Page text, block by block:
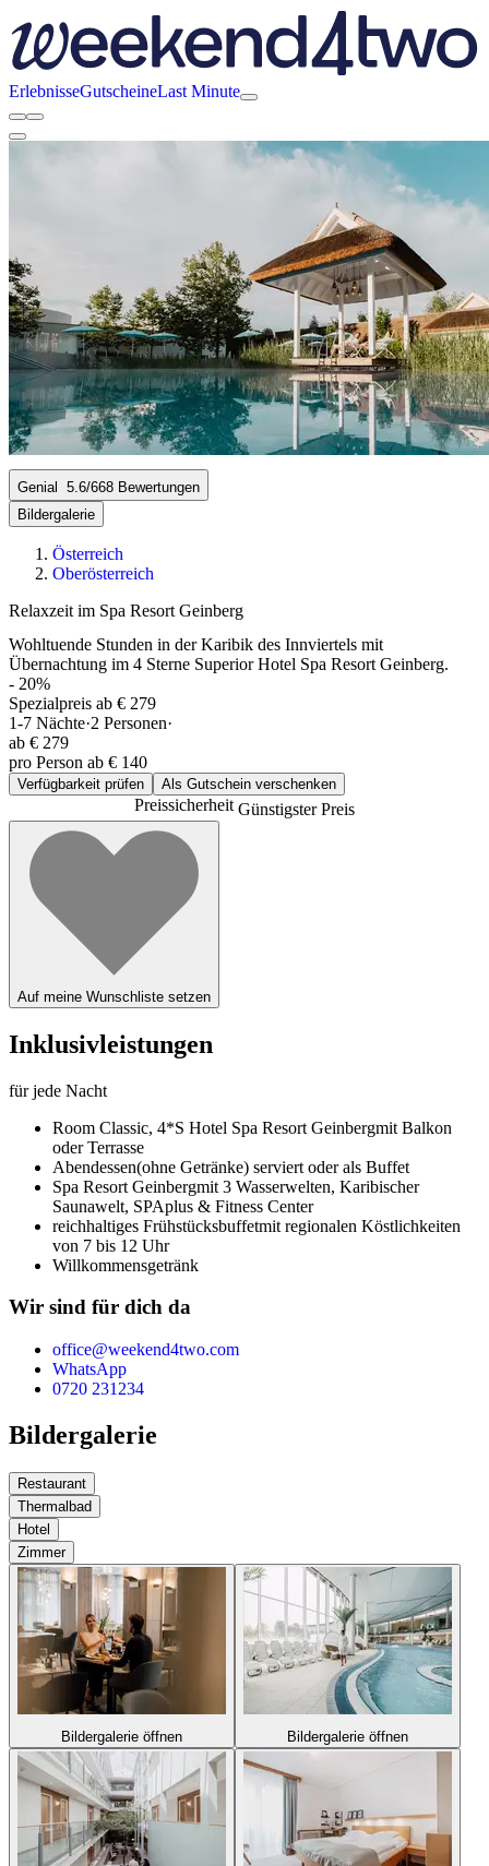
ErlebnisseGutscheineLast Minute
Genial 5.6/668 Bewertungen
Bildergalerie
Österreich
Oberösterreich
Relaxzeit im Spa Resort Geinberg
Wohltuende Stunden in der Karibik des Innviertels mit
Übernachtung im 4 Sterne Superior Hotel Spa Resort Geinberg.
- 20%
Spezialpreis ab € 279
1-7 Nächte·2 Personen·
ab € 279
pro Person ab € 140
Verfügbarkeit prüfen Als Gutschein verschenken
PreissicherheitGünstigster Preis
Auf meine Wunschliste setzen
Inklusivleistungen
für jede Nacht
Room Classic, 4*S Hotel Spa Resort Geinbergmit Balkon
oder Terrasse
Abendessen(ohne Getränke) serviert oder als Buffet
Spa Resort Geinbergmit 3 Wasserwelten, Karibischer
Saunawelt, SPAplus & Fitness Center
reichhaltiges Frühstücksbuffetmit regionalen Köstlichkeiten
von 7 bis 12 Uhr
Willkommensgetränk
Wir sind für dich da
office@weekend4two.com
WhatsApp
0720 231234
Bildergalerie
Restaurant
Thermalbad
Hotel
Zimmer
Bildergalerie öffnen Bildergalerie öffnen